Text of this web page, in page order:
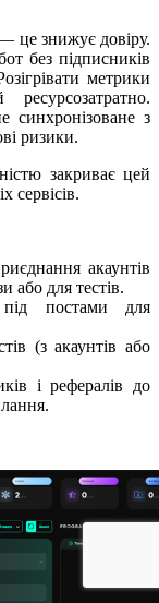
це знижує довіру.
без підписників
метрики
синхронізоване з
ризики.
закриває цей
сервісів.
акаунтів
або для тестів.
постами для
(з акаунтів або
і рефералів до